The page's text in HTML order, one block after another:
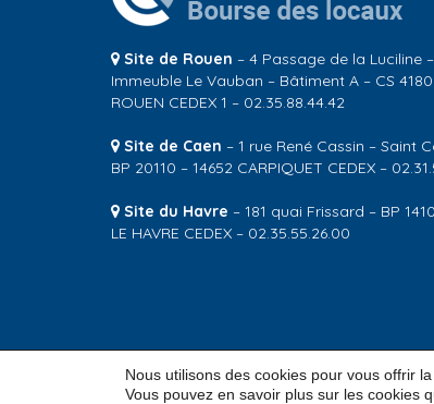
Site de Rouen – 4 Passage de la Luciline –
Immeuble Le Vauban – Bâtiment A – CS
ROUEN CEDEX 1 – 02.35.88.44.42
Site de Caen – 1 rue René Cassin – Saint
BP 20110 – 14652 CARPIQUET CEDEX –
Site du Havre – 181 quai Frissard – BP
LE HAVRE CEDEX – 02.35.55.26.00
© 2026CCI Normandie – Bourse des locaux
Nous utilisons des cookies pour vous offrir
Vous pouvez en savoir plus sur les cookies